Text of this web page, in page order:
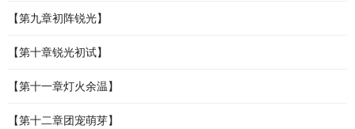
【第九章初阵锐光】
【第十章锐光初试】
【第十一章灯火余温】
【第十二章团宠萌芽】